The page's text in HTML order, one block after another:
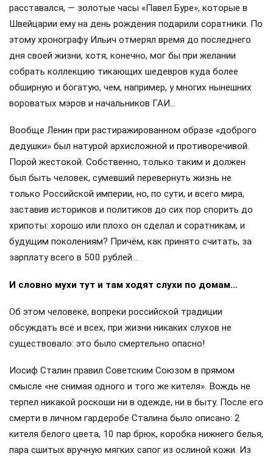
расставался, — золотые часы «Павел Буре», которые в
Швейцарии ему на день рождения подарили соратники. По
этому хронографу Ильич отмерял время до последнего
дня своей жизни, хотя, конечно, мог бы при желании
собрать коллекцию тикающих шедевров куда более
обширную и богатую, чем, например, у многих нынешних
вороватых мэров и начальников ГАИ…
Вообще Ленин при растиражированном образе «доброго
дедушки» был натурой архисложной и противоречивой.
Порой жестокой. Собственно, только таким и должен
был быть человек, сумевший перевернуть жизнь не
только Российской империи, но, по сути, и всего мира,
заставив историков и политиков до сих пор спорить до
хрипоты: хорошо или плохо он сделал и соратникам, и
будущим поколениям? Причём, как принято считать, за
зарплату всего в 500 рублей…
И словно мухи тут и там ходят слухи по домам…
Об этом человеке, вопреки российской традиции
обсуждать всё и всех, при жизни никаких слухов не
существовало: это было смертельно опасно!
Иосиф Сталин правил Советским Союзом в прямом
смысле «не снимая одного и того же кителя». Вождь не
терпел никакой роскоши ни в одежде, ни в быту. После его
смерти в личном гардеробе Сталина было описано: 2
кителя белого цвета, 10 пар брюк, коробка нижнего белья,
пара сшитых вручную мягких сапог из ослиной кожи. Из